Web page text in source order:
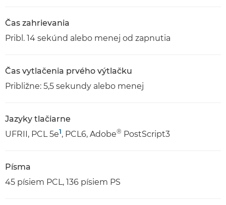
Čas zahrievania
Pribl. 14 sekúnd alebo menej od zapnutia
Čas vytlačenia prvého výtlačku
Približne: 5,5 sekundy alebo menej
Jazyky tlačiarne
UFRII, PCL 5e1, PCL6, Adobe® PostScript3
Písma
45 písiem PCL, 136 písiem PS